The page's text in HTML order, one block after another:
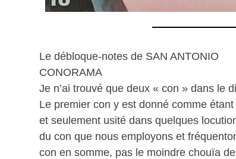
Le débloque-notes de SAN ANTONIO
CONORAMA
Je n’ai trouvé que deux « con » dans le
Le premier con y est donné comme
et seulement usité dans quelques
du con que nous employons et
con en somme, pas le moindre chouïa